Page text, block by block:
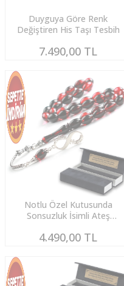
Duyguya Göre Renk
Değiştiren His Taşı Tesbih
7.490,00 TL
Notlu Özel Kutusunda
Sonsuzluk İsimli Ateş
4.490,00 TL